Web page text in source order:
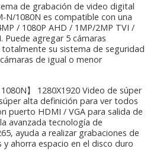
de grabación de video digital
N/1080N es compatible con una
/ 1080P AHD / 1MP/2MP TVI /
Puede agregar 5 cámaras
su sistema de seguridad
de igual o menor
】 1280X1920 Video de súper
alta definición para ver todos
puerto HDMI / VGA para salida de
avanzada tecnología de
ayuda a realizar grabaciones de
y ahorra espacio en el disco duro